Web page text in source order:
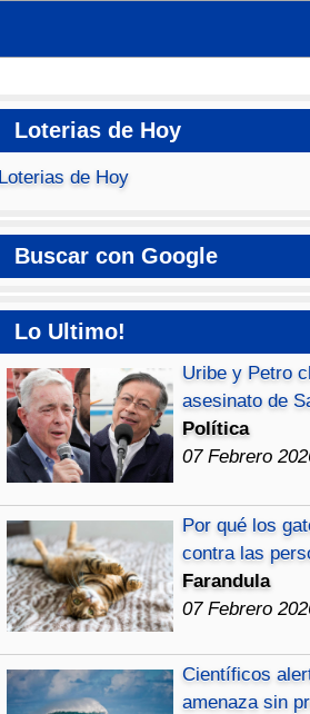
Loterias de Hoy
Loterias de Hoy
Buscar con Google
Lo Ultimo!
Uribe y Petro
asesinato de
Política
07 Febrero
Por qué los
contra las
Farandula
07 Febrero
Científicos
amenaza sin